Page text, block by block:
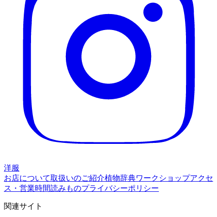
洋服
お店について取扱いのご紹介植物辞典ワークショップアクセ
ス・営業時間読みものプライバシーポリシー
関連サイト